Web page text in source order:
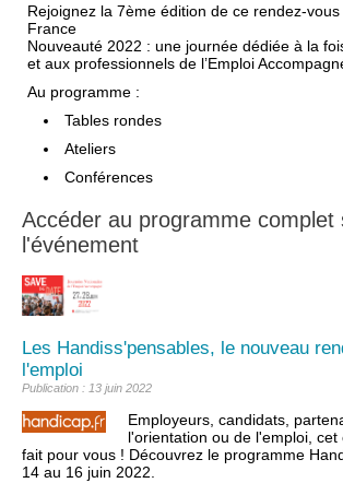
Rejoignez la 7ème édition de ce rendez-
France
Nouveauté 2022 : une journée dédiée à la
et aux professionnels de l’Emploi
Au programme :
Tables rondes
Ateliers
Conférences
Accéder au programme complet
l'événement
Les Handiss'pensables, le nouveau
l'emploi
Publication : 13 juin 2022
Employeurs, candidats,
l'orientation ou de l'emploi, cet
fait pour vous ! Découvrez le programme
14 au 16 juin 2022.